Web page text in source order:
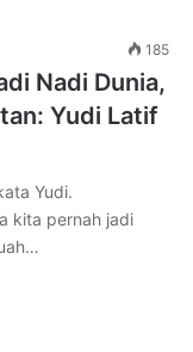
185
Nadi Dunia,
Yudi Latif
Yudi.
kita pernah jadi